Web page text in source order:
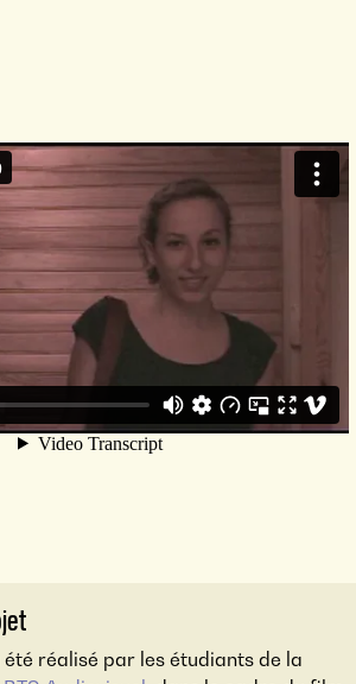
réalisé par les étudiants de la